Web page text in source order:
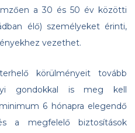
a 30 és 50 év közötti
élő) személyeket érinti,
vezethet.
körülményeit tovább
gondokkal is meg kell
6 hónapra elegendő
a megfelelő biztosítások